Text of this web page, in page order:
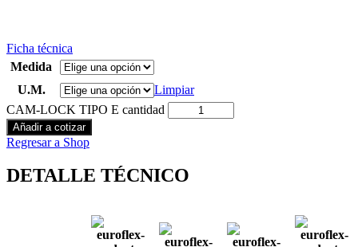
Ficha técnica
Medida
U.M.
Limpiar
CAM-LOCK TIPO E cantidad
Añadir a cotizar
Regresar a Shop
DETALLE TÉCNICO